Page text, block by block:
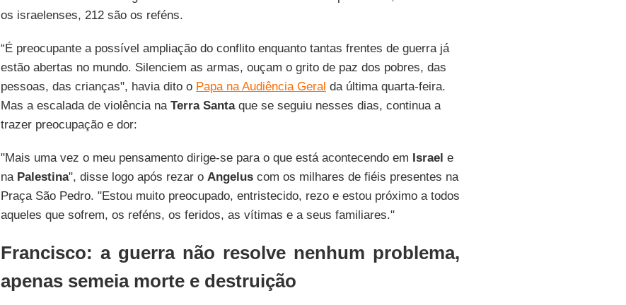
os israelenses, 212 são os reféns.
“É preocupante a possível ampliação do conflito enquanto tantas frentes de guerra já
estão abertas no mundo. Silenciem as armas, ouçam o grito de paz dos pobres, das
pessoas, das crianças", havia dito o Papa na Audiência Geral da última quarta-feira.
Mas a escalada de violência na Terra Santaque se seguiu nesses dias, continua a
trazer preocupação e dor:
"Mais uma vez o meu pensamento dirige-se para o que está acontecendo em Israel e
na Palestina", disse logo após rezar o Angeluscom os milhares de fiéis presentes na
Praça São Pedro. "Estou muito preocupado, entristecido, rezo e estou próximo a todos
aqueles que sofrem, os reféns, os feridos, as vítimas e a seus familiares."
Francisco: a guerra não resolve nenhum problema,
apenas semeia morte e destruição